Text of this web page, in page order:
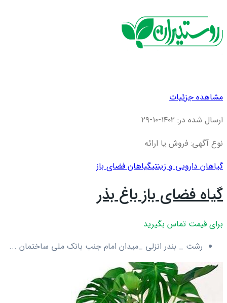
مشاهده جزئیات
ارسال شده در: ۱۴۰۲-۱۰-۲۹
نوع آگهی: فروش یا ارائه
گیاهان دارویی و زینتیگیاهان فضای باز
گیاه فضای باز باغ بذر
برای قیمت تماس بگیرید
رشت _ بندر انزلی _میدان امام جنب بانک ملی ساختمان ...